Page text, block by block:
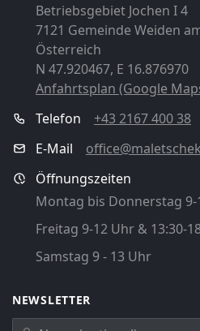
Betriebsgebiet Jochen I 4
7121 Gemeinde Weiden
Österreich
N 47.920467, E 16.876970
Anfahrtsplan (Google
Telefon
+43 2167 400 38
E-Mail
Öffnungszeiten
Montag bis Donnerstag
Freitag 9-12 Uhr & 13:30-
Samstag 9 - 13 Uhr
NEWSLETTER